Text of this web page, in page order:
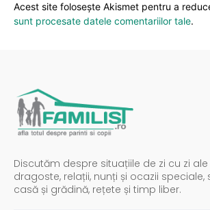
Acest site folosește Akismet pentru a
sunt procesate datele comentariilor tale.
Discutăm despre situațiile de zi cu zi
dragoste, relații, nunți și ocazii speciale,
casă și grădină, rețete și timp liber.